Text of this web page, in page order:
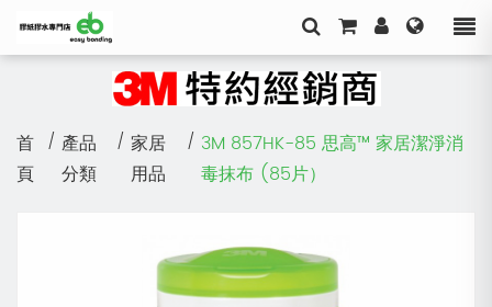
首
頁
/ 產品
分類
/ 家居
用品
/ 3M 857HK-85 思高™ 家居潔淨消
毒抹布 (85片）